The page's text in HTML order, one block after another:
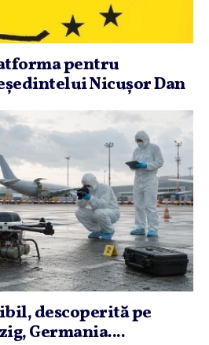
pentru
Nicuşor Dan
descoperită pe
Germania....